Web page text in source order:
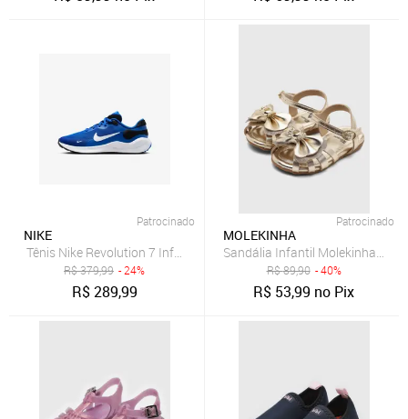
Patrocinado
NIKE
Tênis Nike Revolution 7 Infantil
R$379,99 - 24%
R$289,99
Patrocinado
MOLEKINHA
Sandália Infantil Molekinha
R$89,90 - 40%
R$ 53,99 no Pix